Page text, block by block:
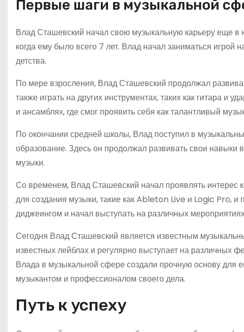
Первые шаги в музыкальной
Влад Сташевский начал свою музыкальную карьеру еще
когда ему было всего 7 лет. Влад начал заниматься
детства.
По мере взросления, Влад Сташевский продолжал
также играть на других инструментах, таких как гитара и
и ансамблях, где смог проявить себя как талантливый
По окончании средней школы, Влад поступил в
образование. Здесь он продолжал развивать свои
музыки.
Со временем, Влад Сташевский начал проявлять интерес
для создания музыки, такие как Ableton Live и Logic Pro, и
диджеингом и начал выступать на различных
Сегодня Влад Сташевский является известным
известных лейблах и регулярно выступает на различных
Влада в музыкальной сфере создали прочную основу для
музыкантом и профессионалом своего дела.
Путь к успеху